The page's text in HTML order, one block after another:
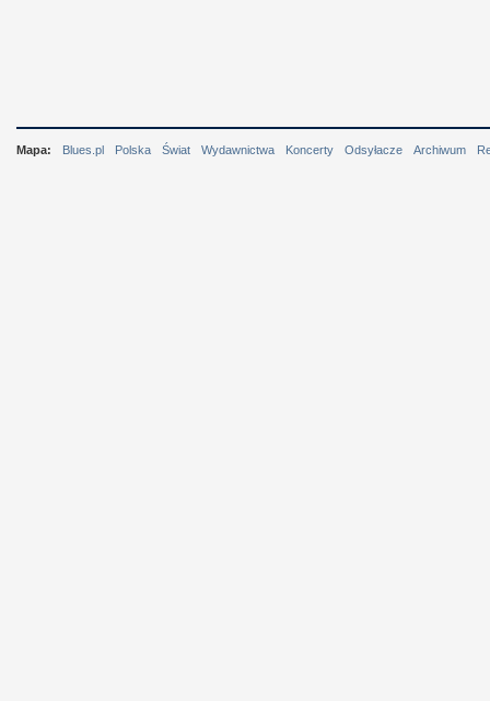
Mapa: Blues.pl Polska Świat Wydawnictwa Koncerty Odsyłacze Archiwum